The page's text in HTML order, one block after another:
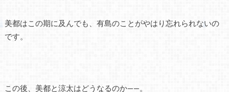
美都はこの期に及んでも、有島のことがやはり忘れられないの
です。
この後、美都と涼太はどうなるのか——。